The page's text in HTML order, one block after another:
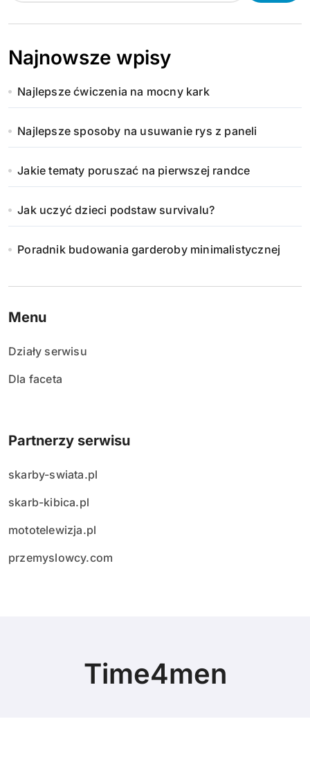
Najnowsze wpisy
Najlepsze ćwiczenia na mocny kark
Najlepsze sposoby na usuwanie rys z paneli
Jakie tematy poruszać na pierwszej randce
Jak uczyć dzieci podstaw survivalu?
Poradnik budowania garderoby minimalistycznej
Menu
Działy serwisu
Dla faceta
Partnerzy serwisu
skarby-swiata.pl
skarb-kibica.pl
mototelewizja.pl
przemyslowcy.com
Time4men